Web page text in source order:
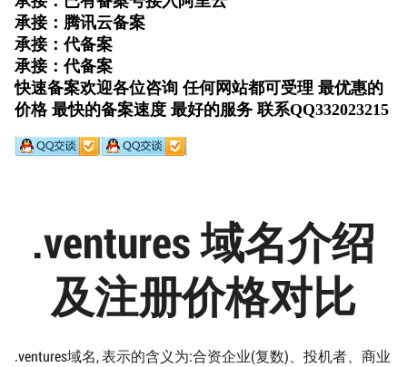
.ventures 域名介绍
及注册价格对比
.ventures域名, 表示的含义为:合资企业(复数)、投机者、商业